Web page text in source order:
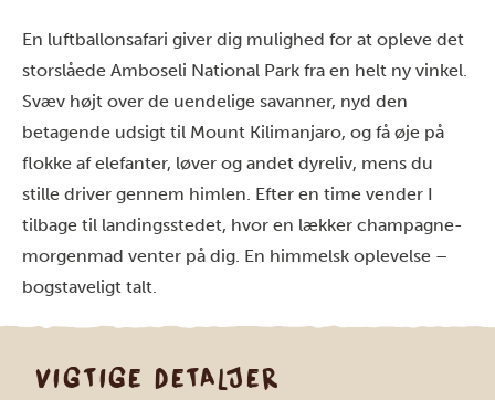
En luftballonsafari giver dig mulighed for at opleve det
storslåede Amboseli National Park fra en helt ny vinkel.
Svæv højt over de uendelige savanner, nyd den
betagende udsigt til Mount Kilimanjaro, og få øje på
flokke af elefanter, løver og andet dyreliv, mens du
stille driver gennem himlen. Efter en time vender I
tilbage til landingsstedet, hvor en lækker champagne-
morgenmad venter på dig. En himmelsk oplevelse –
bogstaveligt talt.
VIGTIGE DETALJER